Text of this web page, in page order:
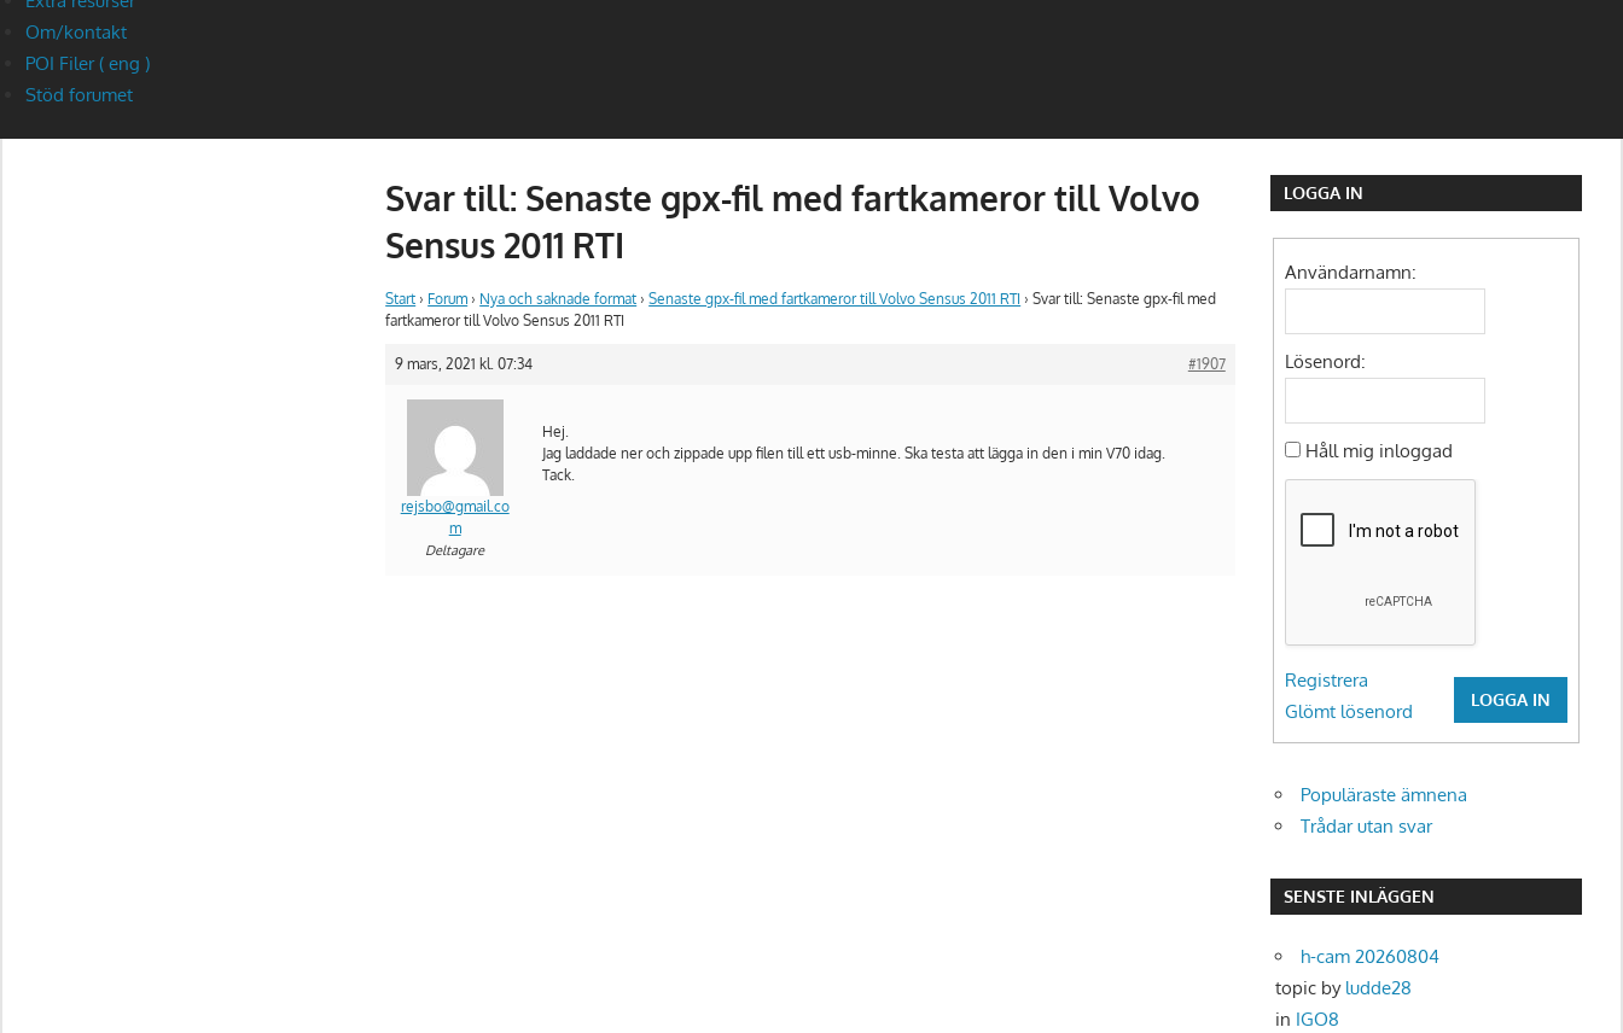
Om/kontakt
POI Filer ( eng )
Stöd forumet
Svar till: Senaste gpx-fil med fartkameror till Volvo
Sensus 2011 RTI
Start › Forum › Nya och saknade format › Senaste gpx-fil med fartkameror till Volvo Sensus 2011 RTI › Svar till: Senaste gpx-fil med
fartkameror till Volvo Sensus 2011 RTI
9 mars, 2021 kl. 07:34 #1907
rejsbo@gmail.co
m
Deltagare
Hej.
Jag laddade ner och zippade upp filen till ett usb-minne. Ska testa att lägga in den i min V70 idag.
Tack.
LOGGA IN
Användarnamn:
Lösenord:
Håll mig inloggad
LOGGA IN
Registrera
Glömt lösenord
Populäraste ämnena
Trådar utan svar
SENSTE INLÄGGEN
h-cam 20260804
topic by ludde28
in IGO8